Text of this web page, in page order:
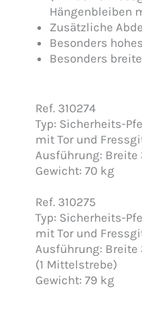
Hängenbleiben
Zusätzliche
Besonders
Besonders
Ref. 310274
Typ: Sicherheits-
mit Tor und
Ausführung: Breite
Gewicht: 70 kg
Ref. 310275
Typ: Sicherheits-
mit Tor und
Ausführung: Breite
(1 Mittelstrebe)
Gewicht: 79 kg